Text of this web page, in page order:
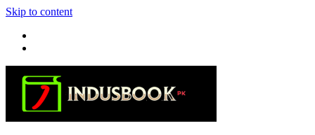
Skip to content